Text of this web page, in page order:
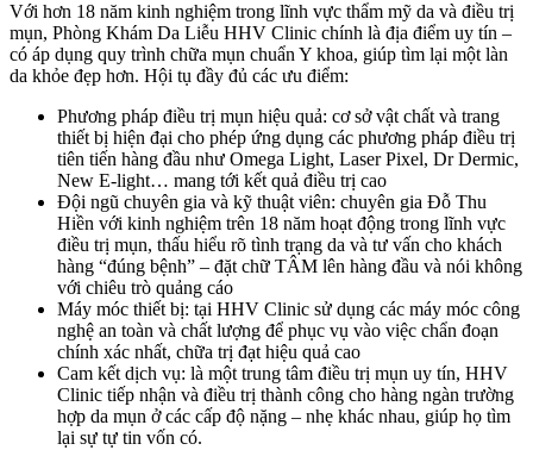
Với hơn 18 năm kinh nghiệm trong lĩnh vực thẩm mỹ da và điều trị
mụn, Phòng Khám Da Liễu HHV Clinic chính là địa điểm uy tín –
có áp dụng quy trình chữa mụn chuẩn Y khoa, giúp tìm lại một làn
da khỏe đẹp hơn. Hội tụ đầy đủ các ưu điểm:
Phương pháp điều trị mụn hiệu quả: cơ sở vật chất và trang
thiết bị hiện đại cho phép ứng dụng các phương pháp điều trị
tiên tiến hàng đầu như Omega Light, Laser Pixel, Dr Dermic,
New E-light… mang tới kết quả điều trị cao
Đội ngũ chuyên gia và kỹ thuật viên: chuyên gia Đỗ Thu
Hiền với kinh nghiệm trên 18 năm hoạt động trong lĩnh vực
điều trị mụn, thấu hiểu rõ tình trạng da và tư vấn cho khách
hàng “đúng bệnh” – đặt chữ TÂM lên hàng đầu và nói không
với chiêu trò quảng cáo
Máy móc thiết bị: tại HHV Clinic sử dụng các máy móc công
nghệ an toàn và chất lượng để phục vụ vào việc chẩn đoạn
chính xác nhất, chữa trị đạt hiệu quả cao
Cam kết dịch vụ: là một trung tâm điều trị mụn uy tín, HHV
Clinic tiếp nhận và điều trị thành công cho hàng ngàn trường
hợp da mụn ở các cấp độ nặng – nhẹ khác nhau, giúp họ tìm
lại sự tự tin vốn có.